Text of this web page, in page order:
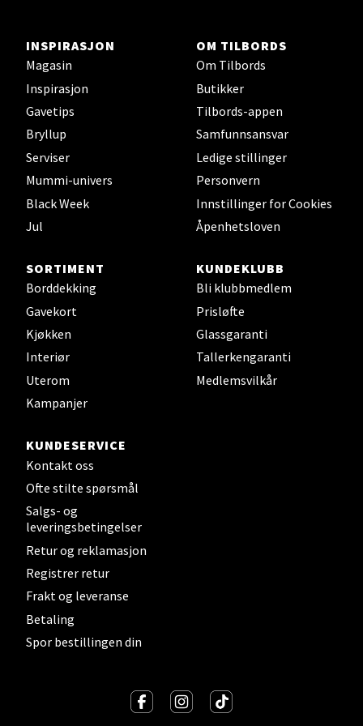
INSPIRASJON
Magasin
Inspirasjon
Gavetips
Bryllup
Serviser
Mummi-univers
Black Week
Jul
OM TILBORDS
Om Tilbords
Butikker
Tilbords-appen
Samfunnsansvar
Ledige stillinger
Personvern
Innstillinger for Cookies
Åpenhetsloven
SORTIMENT
Borddekking
Gavekort
Kjøkken
Interiør
Uterom
Kampanjer
KUNDEKLUBB
Bli klubbmedlem
Prisløfte
Glassgaranti
Tallerkengaranti
Medlemsvilkår
KUNDESERVICE
Kontakt oss
Ofte stilte spørsmål
Salgs- og
leveringsbetingelser
Retur og reklamasjon
Registrer retur
Frakt og leveranse
Betaling
Spor bestillingen din
0 i butikk
Orkanger - Thon Senter Orkanger
Thon Senter Orkanger, Orkdalsveien 113, 7300
0 i butikk
Sandvika - Thon Senter Sandvika
Åpent i dag 10-21
0 i butikk
Bergen - Thon Senter Sartor
Sartorvegen 12, 5353 Straume
Åpent i dag 10-21